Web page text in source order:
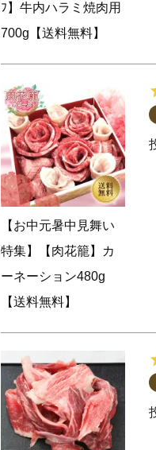
ﾌ】牛内ハラミ焼肉用
700g【送料無料】
【お中元暑中見舞い
特集】【肉花籠】カ
ーネーション480g
【送料無料】